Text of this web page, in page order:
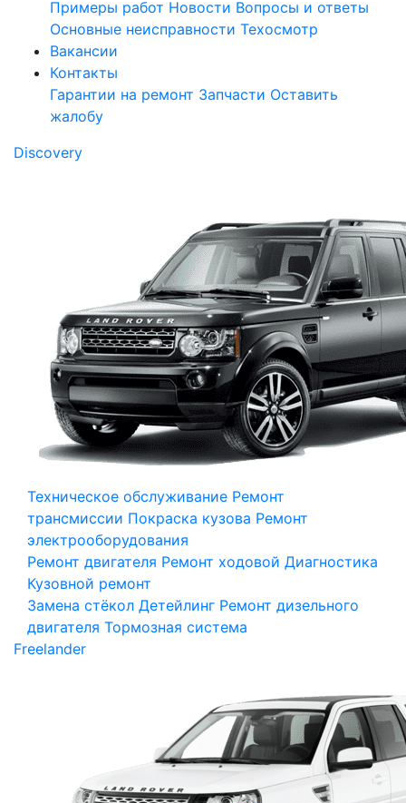
Примеры работ Новости Вопросы и ответы
Основные неисправности Техосмотр
Вакансии
Контакты
Гарантии на ремонт Запчасти Оставить
жалобу
Discovery
Техническое обслуживание Ремонт
трансмиссии Покраска кузова Ремонт
электрооборудования
Ремонт двигателя Ремонт ходовой Диагностика
Кузовной ремонт
Замена стёкол Детейлинг Ремонт дизельного
двигателя Тормозная система
Freelander